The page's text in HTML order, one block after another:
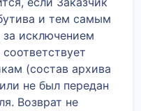
и тем самым
за исключением
(состав архива
не был передан
Возврат не